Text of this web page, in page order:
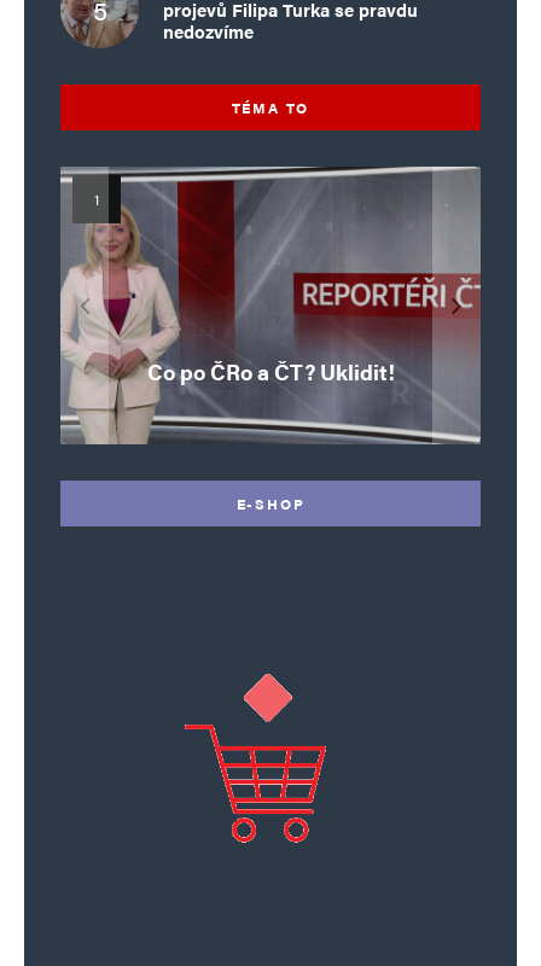
projevů Filipa Turka se pravdu
nedozvíme
TÉMA TO
Co po ČRo a ČT? Uklidit!
Islamistický teror v EU, 6. díl:
Brutální poprava 85letého
katolického kněze Jacquese
Hamela
Islamistický teror v EU, 5. díl:
Krvavé oslavy pádu Bastily
v Nice
Mýty o Václavu Klausovi:
Pivo, jazz, hádky, loajalita
i humor. Jakl boří legendy
o bývalém prezidentovi
Vymíráme a politici lžou:
porodnost nezachrání
dotace, byty ani zkrácené
úvazky
Pim Fortuyn: Muž, který se
nestihl stát premiérem
E-SHOP